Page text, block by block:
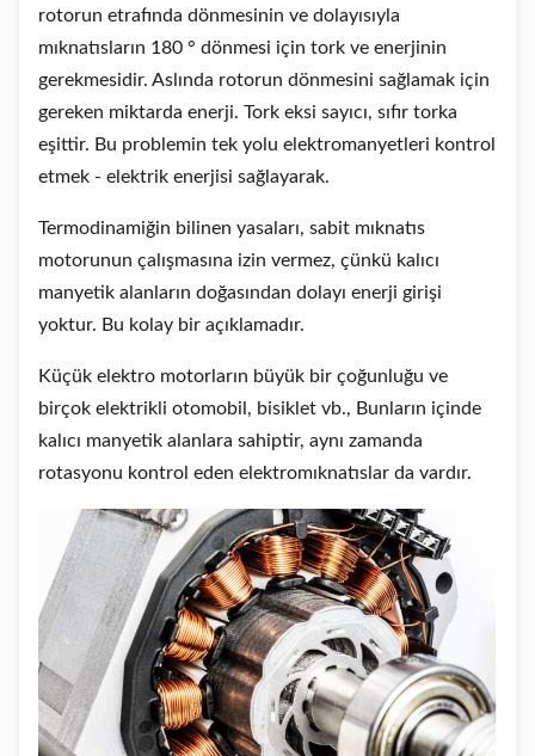
rotorun etrafında dönmesinin ve dolayısıyla
mıknatısların 180 ° dönmesi için tork ve enerjinin
gerekmesidir. Aslında rotorun dönmesini sağlamak için
gereken miktarda enerji. Tork eksi sayıcı, sıfır torka
eşittir. Bu problemin tek yolu elektromanyetleri kontrol
etmek - elektrik enerjisi sağlayarak.
Termodinamiğin bilinen yasaları, sabit mıknatıs
motorunun çalışmasına izin vermez, çünkü kalıcı
manyetik alanların doğasından dolayı enerji girişi
yoktur. Bu kolay bir açıklamadır.
Küçük elektro motorların büyük bir çoğunluğu ve
birçok elektrikli otomobil, bisiklet vb., Bunların içinde
kalıcı manyetik alanlara sahiptir, aynı zamanda
rotasyonu kontrol eden elektromıknatıslar da vardır.